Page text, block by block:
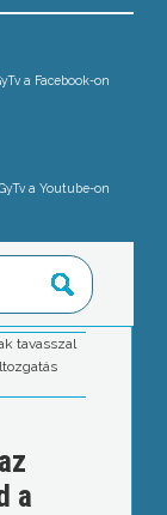
a Facebook-on
a Youtube-on
tavasszal
a